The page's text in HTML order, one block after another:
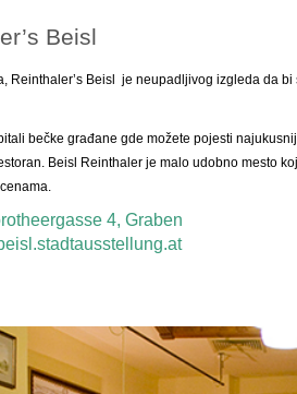
Beisl
Reinthaler’s Beisl je neupadljivog izgleda da
bečke građane gde možete pojesti
Beisl Reinthaler je malo udobno mesto
4, Graben